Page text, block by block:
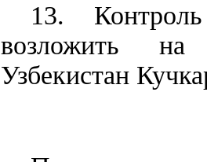
13.
возложить на
Узбекистан